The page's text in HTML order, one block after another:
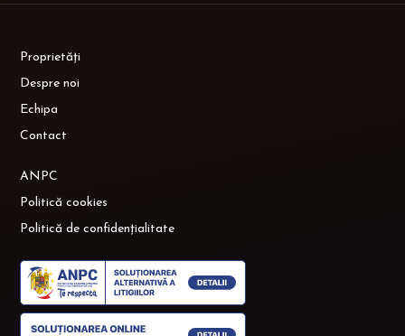
Proprietăți
Despre noi
Echipa
Contact
ANPC
Politică cookies
Politică de confidențialitate